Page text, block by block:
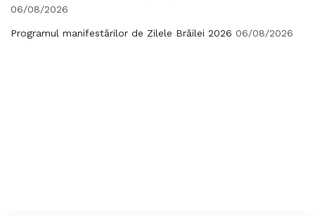
06/08/2026
Programul manifestărilor de Zilele Brăilei 2026 06/08/2026